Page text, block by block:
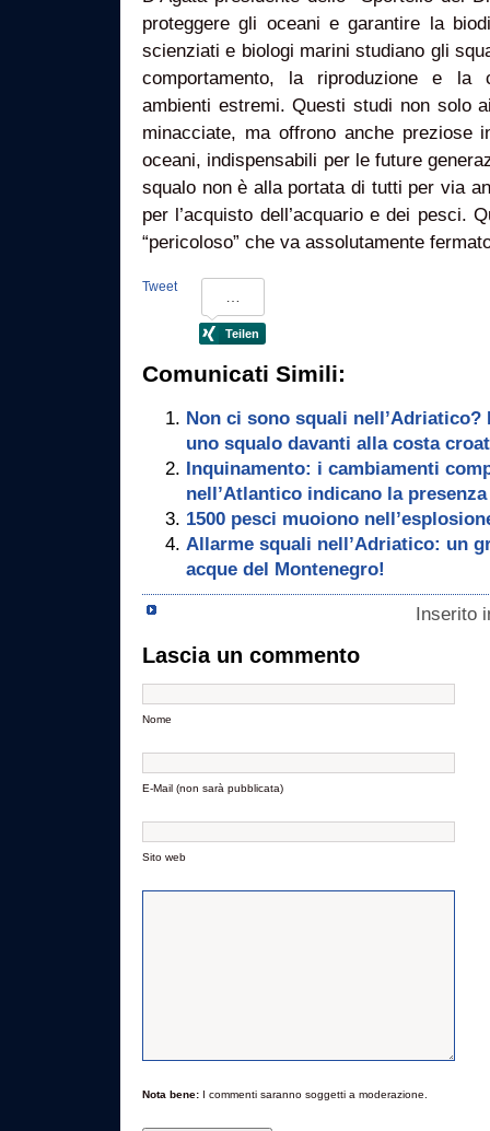
proteggere gli oceani e garantire la
scienziati e biologi marini studiano gli
comportamento, la riproduzione e la
ambienti estremi. Questi studi non solo
minacciate, ma offrono anche preziose
oceani, indispensabili per le future
squalo non è alla portata di tutti per via
per l’acquisto dell’acquario e dei pesci.
“pericoloso” che va assolutamente
Tweet
Comunicati Simili:
Non ci sono squali
uno squalo davanti alla costa
Inquinamento: i cambiamenti
nell’Atlantico indicano la
1500 pesci muoiono
Allarme squali nell’Adriatico: un
acque del Montenegro!
Inserito
Lascia un commento
Nome
E-Mail (non sarà pubblicata)
Sito web
Nota bene: I commenti saranno soggetti a moderazione.